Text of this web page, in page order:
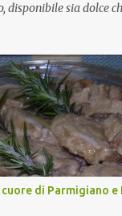
disponibile sia dolce
ingrediente versatile
della tradizione o
dell'evento abbiamo
durante il "2°
base di peperone
dell'associazione
attive sul
un loro piatto
cuore di Parmigiano